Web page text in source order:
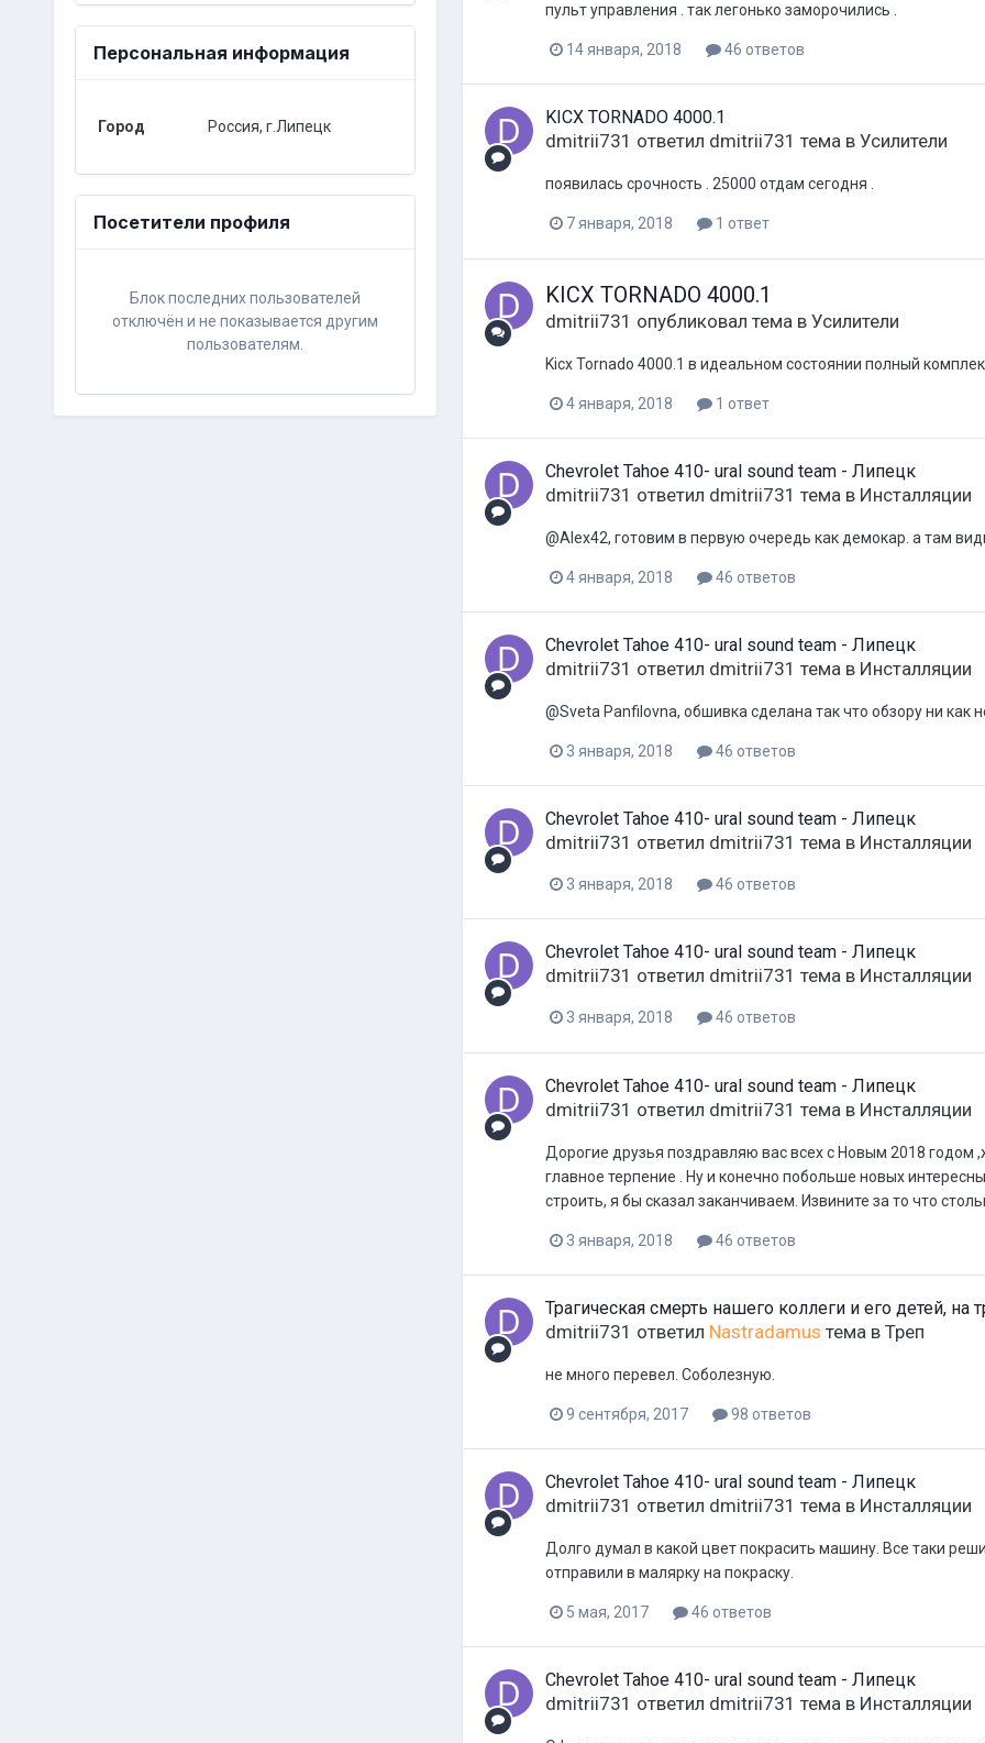
Персональная информация
Город Россия, г.Липецк
Посетители профиля
Блок последних пользователей
отключён и не показывается другим
пользователям.
пульт управления . так легонько заморочились .
14 января, 2018 46 ответов
KICX TORNADO 4000.1
dmitrii731 ответил dmitrii731 тема в Усилители
появилась срочность . 25000 отдам сегодня .
7 января, 2018 1 ответ
KICX TORNADO 4000.1
dmitrii731 опубликовал тема в Усилители
Kicx Tornado 4000.1 в идеальном состоянии полный
4 января, 2018 1 ответ
Chevrolet Tahoe 410- ural sound team - Липецк
dmitrii731 ответил dmitrii731 тема в Инсталляции
@Alex42, готовим в первую очередь как демокар. а там
4 января, 2018 46 ответов
Chevrolet Tahoe 410- ural sound team - Липецк
dmitrii731 ответил dmitrii731 тема в Инсталляции
@Sveta Panfilovna, обшивка сделана так что обзору ни как
3 января, 2018 46 ответов
Chevrolet Tahoe 410- ural sound team - Липецк
dmitrii731 ответил dmitrii731 тема в Инсталляции
3 января, 2018 46 ответов
Chevrolet Tahoe 410- ural sound team - Липецк
dmitrii731 ответил dmitrii731 тема в Инсталляции
3 января, 2018 46 ответов
Chevrolet Tahoe 410- ural sound team - Липецк
dmitrii731 ответил dmitrii731 тема в Инсталляции
Дорогие друзья поздравляю вас всех с Новым 2018 годом
главное терпение . Ну и конечно побольше новых
строить, я бы сказал заканчиваем. Извините за то что
3 января, 2018 46 ответов
Трагическая смерть нашего коллеги и его детей,
dmitrii731 ответил Nastradamus тема в Треп
не много перевел. Соболезную.
9 сентября, 2017 98 ответов
Chevrolet Tahoe 410- ural sound team - Липецк
dmitrii731 ответил dmitrii731 тема в Инсталляции
Долго думал в какой цвет покрасить машину. Все таки
отправили в малярку на покраску.
5 мая, 2017 46 ответов
Chevrolet Tahoe 410- ural sound team - Липецк
dmitrii731 ответил dmitrii731 тема в Инсталляции